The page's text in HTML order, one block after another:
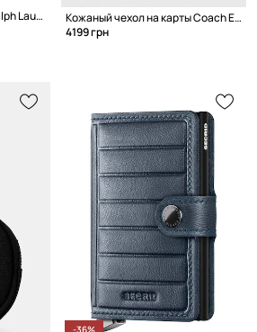
Кожаный кошелек Polo Ralph Lauren
Кожаный чехол на карты Coach Essential Card Case
4199 грн
-36%